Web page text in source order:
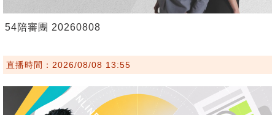
54陪審團 20260808
直播時間：2026/08/08 13:55